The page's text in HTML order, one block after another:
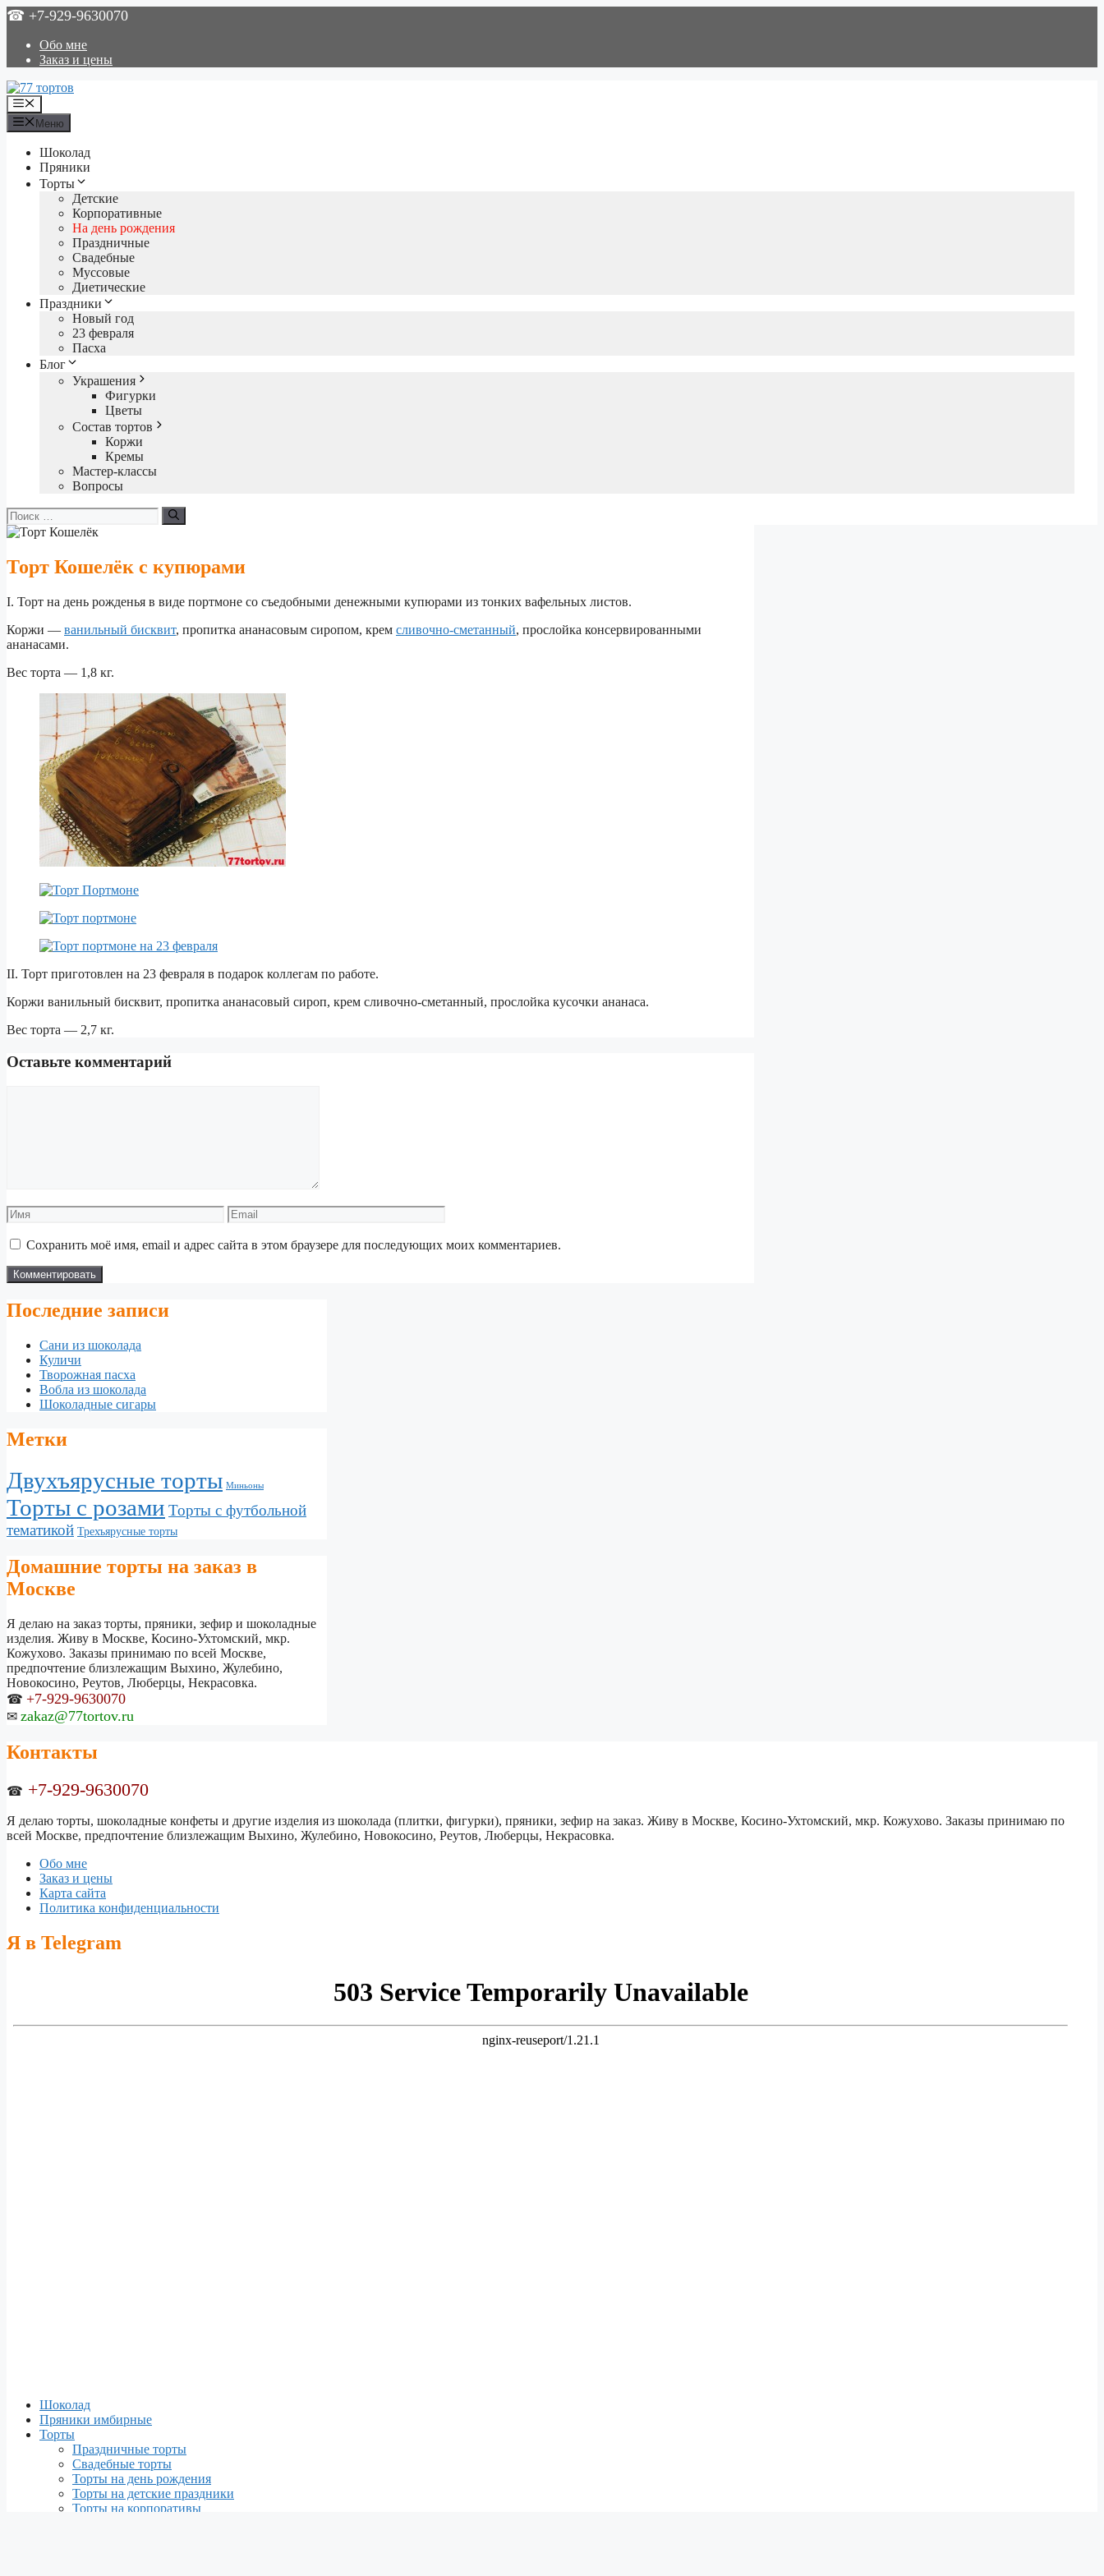
Перейти
содержимому
☎ +7-929-9630070
Обо мне
Заказ и цены
Меню
Меню
Шоколад
Пряники
Торты
Детские
Корпоративные
На день рождения
Праздничные
Свадебные
Муссовые
Диетические
Праздники
Новый год
23 февраля
Пасха
Блог
Украшения
Фигурки
Цветы
Состав тортов
Коржи
Кремы
Мастер-классы
Вопросы
Поиск:
Торт Кошелёк с купюрами
I. Торт на день рожденья в виде портмоне со съедобными денежными купюрами из тонких вафельных листов.
Коржи — ванильный бисквит, пропитка ананасовым сиропом, крем сливочно-сметанный, прослойка консервированными
ананасами.
Вес торта — 1,8 кг.
II. Торт приготовлен на 23 февраля в подарок коллегам по работе.
Коржи ванильный бисквит, пропитка ананасовый сироп, крем сливочно-сметанный, прослойка кусочки ананаса.
Вес торта — 2,7 кг.
Оставьте комментарий
Имя Email
Сохранить моё имя, email и адрес сайта в этом браузере для последующих моих комментариев.
Последние записи
Сани из шоколада
Куличи
Творожная пасха
Вобла из шоколада
Шоколадные сигары
Метки
Двухъярусные торты Миньоны
Торты с розами Торты с футбольной
тематикой Трехъярусные торты
Домашние торты на заказ в
Москве
Я делаю на заказ торты, пряники, зефир и шоколадные
изделия. Живу в Москве, Косино-Ухтомский, мкр.
Кожухово. Заказы принимаю по всей Москве,
предпочтение близлежащим Выхино, Жулебино,
Новокосино, Реутов, Люберцы, Некрасовка.
☎ +7-929-9630070
✉ zakaz@77tortov.ru
Контакты
☎ +7-929-9630070
Я делаю торты, шоколадные конфеты и другие изделия из шоколада (плитки, фигурки), пряники, зефир на заказ. Живу в Москве, Косино-Ухтомский, мкр. Кожухово. Заказы принимаю по
всей Москве, предпочтение близлежащим Выхино, Жулебино, Новокосино, Реутов, Люберцы, Некрасовка.
Обо мне
Заказ и цены
Карта сайта
Политика конфиденциальности
Я в Telegram
Шоколад
Пряники имбирные
Торты
Праздничные торты
Свадебные торты
Торты на день рождения
Торты на детские праздники
Торты на корпоративы